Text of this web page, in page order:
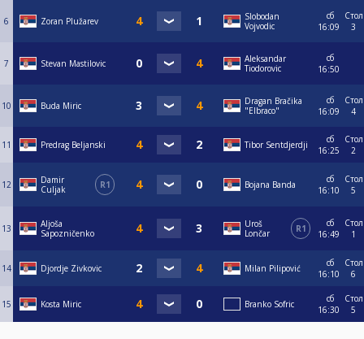
6 Zoran Plužarev
Slobodan
Vojvodic
сб
16:09
Стол
3
7 Stevan Mastilovic
Aleksandar
Tiodorovic
сб
16:50
10 Buda Miric
Dragan Bračika
"Elbraco"
сб
16:09
Стол
4
11 Predrag Beljanski Tibor Sentdjerdji
сб
16:25
Стол
2
12
Damir
Culjak
R1 Bojana Banda
сб
16:10
Стол
5
13
Aljoša
Sapozničenko
Uroš
Lončar
R1
сб
16:49
Стол
1
14 Djordje Zivkovic Milan Pilipović
сб
16:10
Стол
6
15 Kosta Miric Branko Sofric
сб
16:30
Стол
5